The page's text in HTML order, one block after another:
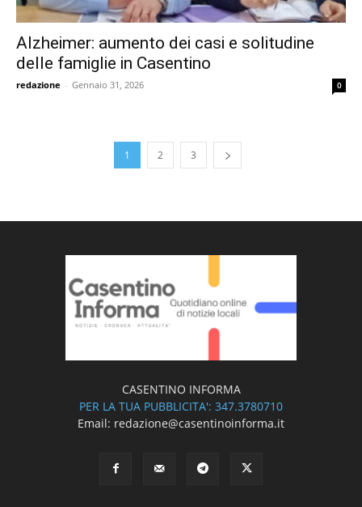
Alzheimer: aumento dei casi e solitudine
delle famiglie in Casentino
redazione - Gennaio 31, 2026 0
1 2 3
CASENTINO INFORMA
PER LA TUA PUBBLICITA': 347.3780710
Email: redazione@casentinoinforma.it